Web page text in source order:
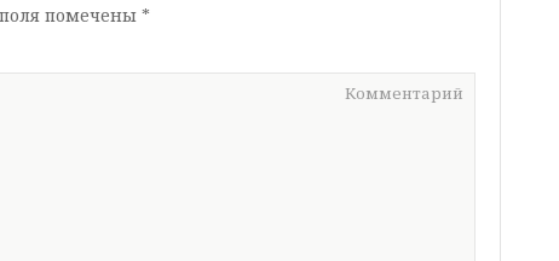
помечены *
Комментарий